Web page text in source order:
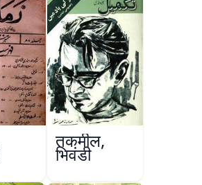
तकमील,
भिवंडी